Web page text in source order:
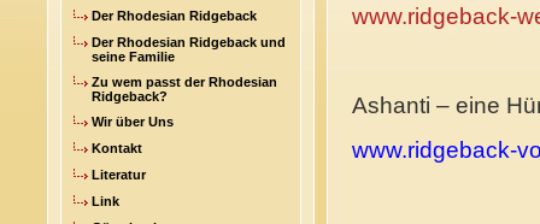
www.ridgeback-
Ashanti – eine
www.ridgeback-
Der Rhodesian Ridgeback
Der Rhodesian Ridgeback und
seine Familie
Zu wem passt der Rhodesian
Ridgeback?
Wir über Uns
Kontakt
Literatur
Link